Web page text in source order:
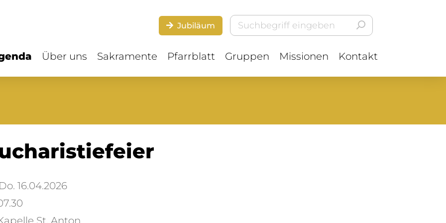
Jubiläum
Über uns Sakramente Pfarrblatt Gruppen Missionen Kontakt
16.04.2026
St. Anton